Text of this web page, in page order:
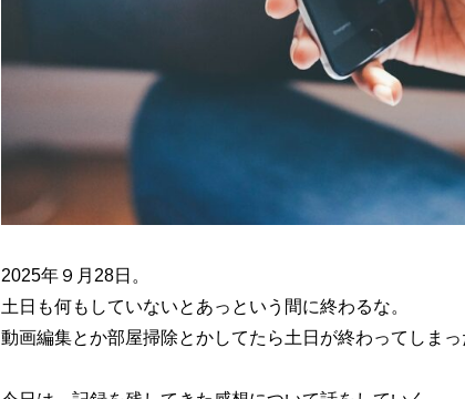
2025年９月28日。
土日も何もしていないとあっという間に終わるな。
動画編集とか部屋掃除とかしてたら土日が終わってしまっ